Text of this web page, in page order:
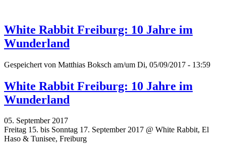
White Rabbit Freiburg: 10 Jahre im
Wunderland
Gespeichert von Matthias Boksch am/um Di, 05/09/2017 - 13:59
White Rabbit Freiburg: 10 Jahre im
Wunderland
05. September 2017
Freitag 15. bis Sonntag 17. September 2017 @ White Rabbit, El
Haso & Tunisee, Freiburg